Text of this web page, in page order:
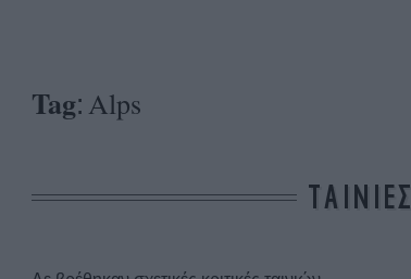
Tag: Alps
ΤΑΙΝΙΕΣ